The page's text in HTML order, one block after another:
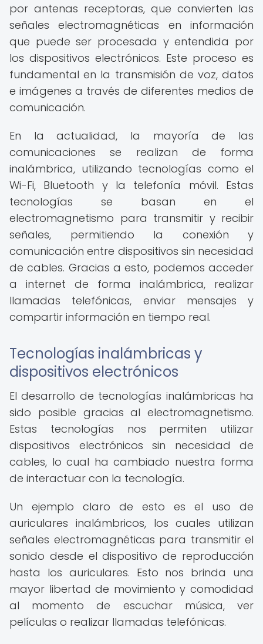
por antenas receptoras, que convierten las
señales electromagnéticas en información
que puede ser procesada y entendida por
los dispositivos electrónicos. Este proceso es
fundamental en la transmisión de voz, datos
e imágenes a través de diferentes medios de
comunicación.
En la actualidad, la mayoría de las
comunicaciones se realizan de forma
inalámbrica, utilizando tecnologías como el
Wi-Fi, Bluetooth y la telefonía móvil. Estas
tecnologías se basan en el
electromagnetismo para transmitir y recibir
señales, permitiendo la conexión y
comunicación entre dispositivos sin necesidad
de cables. Gracias a esto, podemos acceder
a internet de forma inalámbrica, realizar
llamadas telefónicas, enviar mensajes y
compartir información en tiempo real.
Tecnologías inalámbricas y
dispositivos electrónicos
El desarrollo de tecnologías inalámbricas ha
sido posible gracias al electromagnetismo.
Estas tecnologías nos permiten utilizar
dispositivos electrónicos sin necesidad de
cables, lo cual ha cambiado nuestra forma
de interactuar con la tecnología.
Un ejemplo claro de esto es el uso de
auriculares inalámbricos, los cuales utilizan
señales electromagnéticas para transmitir el
sonido desde el dispositivo de reproducción
hasta los auriculares. Esto nos brinda una
mayor libertad de movimiento y comodidad
al momento de escuchar música, ver
películas o realizar llamadas telefónicas.